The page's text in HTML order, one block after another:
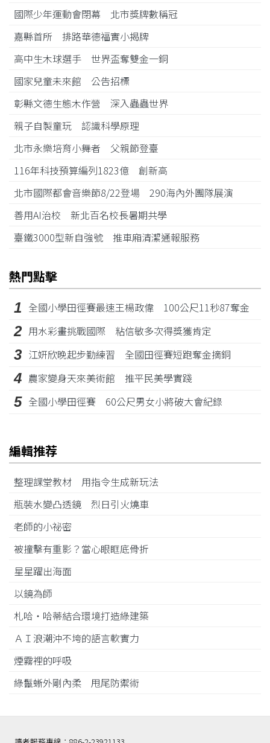
國際少年運動會閉幕 北市獎牌數稱冠
嘉縣首所 排路華德福實小揭牌
高中生木球選手 世界盃奪雙金一銅
國家兒童未來館 公告招標
彰縣文德生態木作營 深入蟲蟲世界
親子自製童玩 認識科學原理
北市永樂培育小舞者 父親節登臺
116年科技預算編列1823億 創新高
北市國際都會音樂節8/22登場 290海內外團隊展演
善用AI治校 新北百名校長暑期共學
臺鐵3000型新自強號 推車廂清潔通報服務
熱門點擊
1 全國小學田徑賽最速王楊政偉 100公尺11秒87奪金
2 用水彩畫挑戰國際 粘信敏多次得獎獲肯定
3 江姸欣晚起步勤練習 全國田徑賽短跑奪金摘銅
4 農家變身天來美術館 推平民美學實踐
5 全國小學田徑賽 60公尺男女小將破大會紀錄
編輯推荐
整理課堂教材 用指令生成新玩法
瓶裝水變凸透鏡 烈日引火燒車
老師的小祕密
被撞擊有重影？當心眼眶底骨折
星星躍出海面
以鏡為師
札哈‧哈蒂結合環境打造綠建築
ＡＩ浪潮沖不垮的語言軟實力
煙霧裡的呼吸
綠鬣蜥外剛內柔 甩尾防禦術